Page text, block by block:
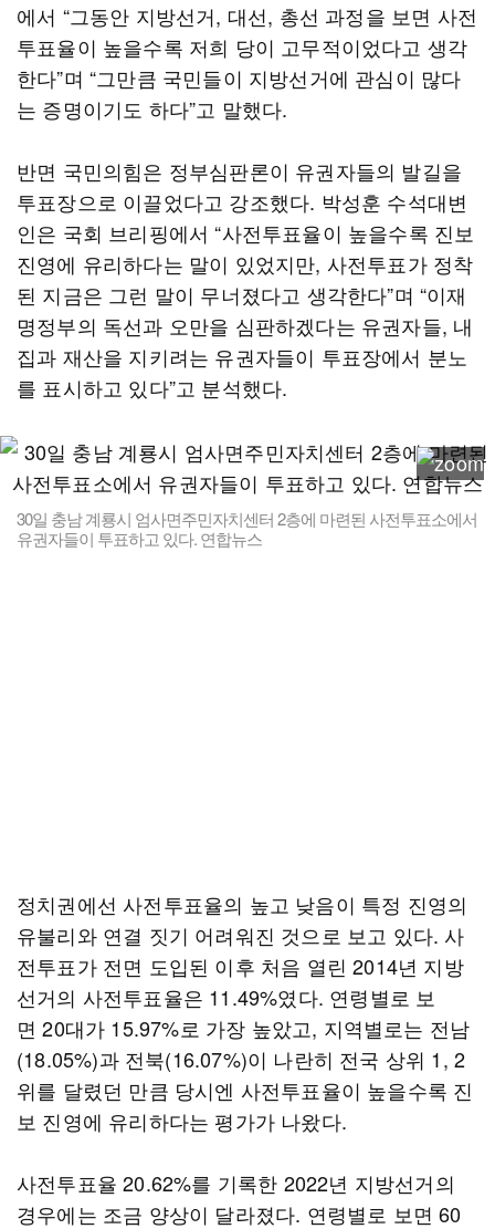
에서 “그동안 지방선거, 대선, 총선 과정을 보면 사전
투표율이 높을수록 저희 당이 고무적이었다고 생각
한다”며 “그만큼 국민들이 지방선거에 관심이 많다
는 증명이기도 하다”고 말했다.
반면 국민의힘은 정부심판론이 유권자들의 발길을
투표장으로 이끌었다고 강조했다. 박성훈 수석대변
인은 국회 브리핑에서 “사전투표율이 높을수록 진보
진영에 유리하다는 말이 있었지만, 사전투표가 정착
된 지금은 그런 말이 무너졌다고 생각한다”며 “이재
명정부의 독선과 오만을 심판하겠다는 유권자들, 내
집과 재산을 지키려는 유권자들이 투표장에서 분노
를 표시하고 있다”고 분석했다.
30일 충남 계룡시 엄사면주민자치센터 2층에 마련된 사전투표소에서
유권자들이 투표하고 있다. 연합뉴스
정치권에선 사전투표율의 높고 낮음이 특정 진영의
유불리와 연결 짓기 어려워진 것으로 보고 있다. 사
전투표가 전면 도입된 이후 처음 열린 2014년 지방
선거의 사전투표율은 11.49%였다. 연령별로 보
면 20대가 15.97%로 가장 높았고, 지역별로는 전남
(18.05%)과 전북(16.07%)이 나란히 전국 상위 1, 2
위를 달렸던 만큼 당시엔 사전투표율이 높을수록 진
보 진영에 유리하다는 평가가 나왔다.
사전투표율 20.62%를 기록한 2022년 지방선거의
경우에는 조금 양상이 달라졌다. 연령별로 보면 60